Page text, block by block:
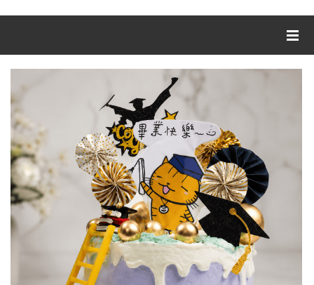
記住我
忘記密碼 註冊
網紅媽咪蛋糕心得分享
加入甜點廚師接單平台